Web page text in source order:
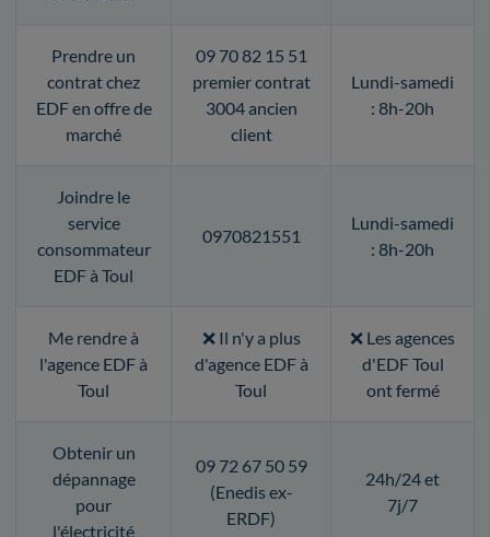
Prendre un
contrat chez
EDF en offre de
marché
09 70 82 15 51
premier contrat
3004 ancien
client
Lundi-samedi
: 8h-20h
Joindre le
service
consommateur
EDF à Toul
0970821551
Lundi-samedi
: 8h-20h
Me rendre à
l'agence EDF à
Toul
❌ Il n'y a plus
d'agence EDF à
Toul
❌ Les agences
d'EDF Toul
ont fermé
Obtenir un
dépannage
pour
l'électricité
09 72 67 50 59
(Enedis ex-
ERDF)
24h/24 et
7j/7